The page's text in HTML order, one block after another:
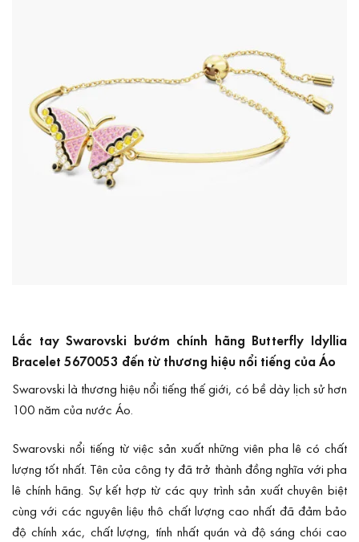
Lắc tay Swarovski bướm chính hãng Butterfly Idyllia
Bracelet 5670053 đến từ thương hiệu nổi tiếng của Áo
Swarovski là thương hiệu nổi tiếng thế giới, có bề dày lịch sử hơn
100 năm của nước Áo.
Swarovski nổi tiếng từ việc sản xuất những viên pha lê có chất
lượng tốt nhất. Tên của công ty đã trở thành đồng nghĩa với pha
lê chính hãng. Sự kết hợp từ các quy trình sản xuất chuyên biệt
cùng với các nguyên liệu thô chất lượng cao nhất đã đảm bảo
độ chính xác, chất lượng, tính nhất quán và độ sáng chói cao